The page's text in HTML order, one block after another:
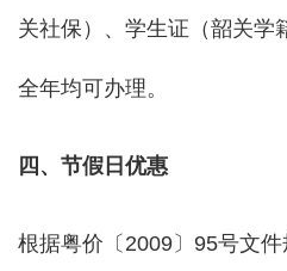
关社保）、学生证（韶关学
全年均可办理。
四、节假日优惠
根据粤价〔2009〕95号文件